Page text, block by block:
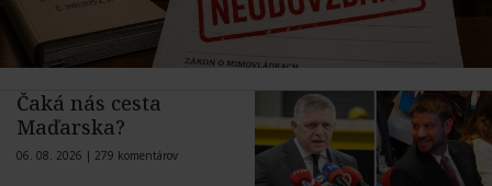
Čaká nás cesta
Maďarska?
06. 08. 2026 | 279 komentárov